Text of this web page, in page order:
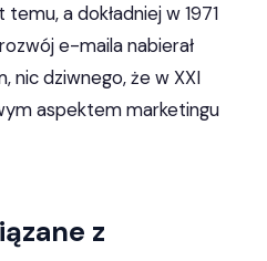
a dokładniej w 1971
e-maila nabierał
nic dziwnego, że w XXI
aspektem marketingu
z